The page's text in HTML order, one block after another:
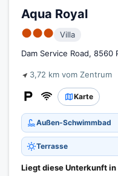
Aqua Royal
●●●
Villa
Dam Service Road, 8560
3,72 km vom Zentrum
Karte
Außen-Schwimmbad
Terrasse
Liegt diese Unterkunft in